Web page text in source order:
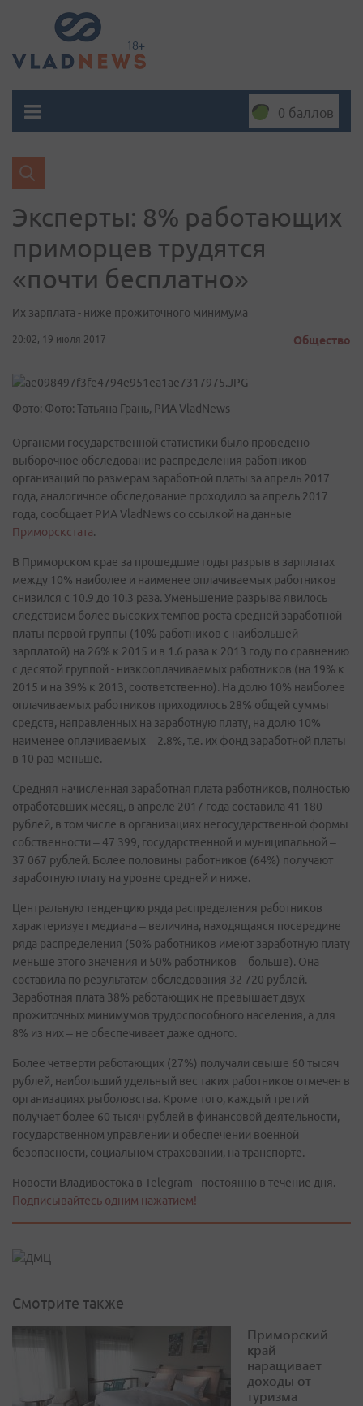
0 баллов
Эксперты: 8% работающих
приморцев трудятся
«почти бесплатно»
Их зарплата - ниже прожиточного минимума
20:02, 19 июля 2017 Общество
Фото: Фото: Татьяна Грань, РИА VladNews
Органами государственной статистики было проведено
выборочное обследование распределения работников
организаций по размерам заработной платы за апрель 2017
года, аналогичное обследование проходило за апрель 2017
года, сообщает РИА VladNews со ссылкой на данные
Приморскстата.
В Приморском крае за прошедшие годы разрыв в зарплатах
между 10% наиболее и наименее оплачиваемых работников
снизился с 10.9 до 10.3 раза. Уменьшение разрыва явилось
следствием более высоких темпов роста средней заработной
платы первой группы (10% работников с наибольшей
зарплатой) на 26% к 2015 и в 1.6 раза к 2013 году по сравнению
с десятой группой - низкооплачиваемых работников (на 19% к
2015 и на 39% к 2013, соответственно). На долю 10% наиболее
оплачиваемых работников приходилось 28% общей суммы
средств, направленных на заработную плату, на долю 10%
наименее оплачиваемых – 2.8%, т.е. их фонд заработной платы
в 10 раз меньше.
Средняя начисленная заработная плата работников, полностью
отработавших месяц, в апреле 2017 года составила 41 180
рублей, в том числе в организациях негосударственной формы
собственности – 47 399, государственной и муниципальной –
37 067 рублей. Более половины работников (64%) получают
заработную плату на уровне средней и ниже.
Центральную тенденцию ряда распределения работников
характеризует медиана – величина, находящаяся посередине
ряда распределения (50% работников имеют заработную плату
меньше этого значения и 50% работников – больше). Она
составила по результатам обследования 32 720 рублей.
Заработная плата 38% работающих не превышает двух
прожиточных минимумов трудоспособного населения, а для
8% из них – не обеспечивает даже одного.
Более четверти работающих (27%) получали свыше 60 тысяч
рублей, наибольший удельный вес таких работников отмечен в
организациях рыболовства. Кроме того, каждый третий
получает более 60 тысяч рублей в финансовой деятельности,
государственном управлении и обеспечении военной
безопасности, социальном страховании, на транспорте.
Новости Владивостока в Telegram - постоянно в течение дня.
Подписывайтесь одним нажатием!
Смотрите также
Приморский
край
наращивает
доходы от
туризма